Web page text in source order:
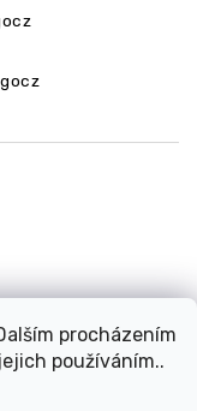
procházením
používáním..